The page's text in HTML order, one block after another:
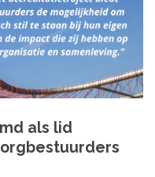
als lid